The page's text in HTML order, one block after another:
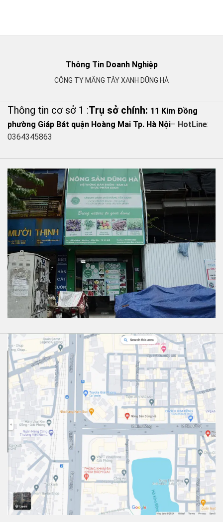
Thông Tin Doanh Nghiệp
CÔNG TY MĂNG TÂY XANH DŨNG HÀ
Thông tin cơ sở 1 :Trụ sở chính: 11 Kim Đồng
phường Giáp Bát quận Hoàng Mai Tp. Hà Nội– HotLine:
0364345863